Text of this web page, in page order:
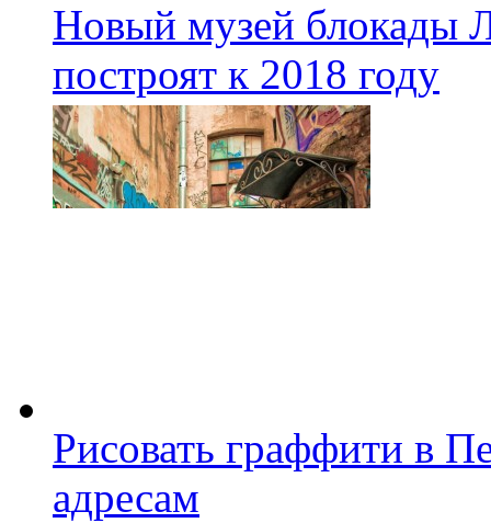
Новый музей блокады
построят к 2018 году
Рисовать граффити в
адресам